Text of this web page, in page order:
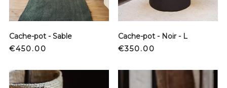
Cache-pot - Sable
Price
€450.00
Cache-pot - Noir - L
Price
€350.00